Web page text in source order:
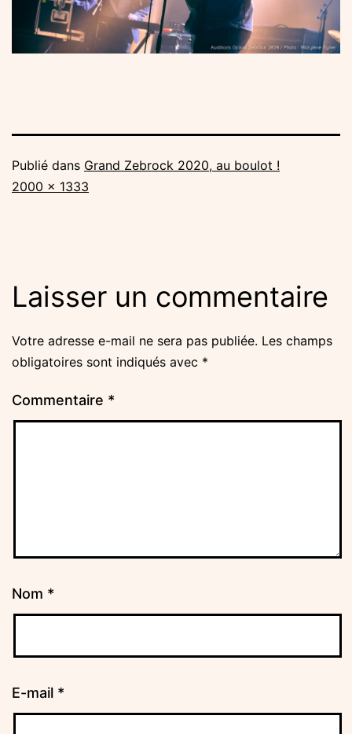
Publié dans Grand Zebrock 2020, au boulot !
Taille
2000 × 1333
Laisser un commentaire
Votre adresse e-mail ne sera pas publiée. Les champs
obligatoires sont indiqués avec *
Commentaire *
Nom *
E-mail *